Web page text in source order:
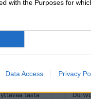
with the Purposes for
Data Access Privacy
tästä
Du